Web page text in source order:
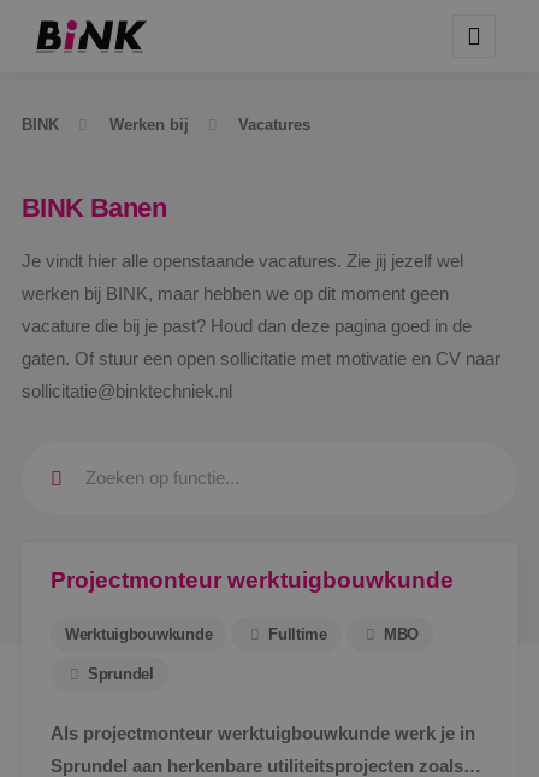
BINK Werken bij Vacatures
BINK Banen
Je vindt hier alle openstaande vacatures. Zie jij jezelf wel
werken bij BINK, maar hebben we op dit moment geen
vacature die bij je past? Houd dan deze pagina goed in de
gaten. Of stuur een open sollicitatie met motivatie en CV naar
sollicitatie@binktechniek.nl
Projectmonteur werktuigbouwkunde
Werktuigbouwkunde Fulltime MBO
Sprundel
Als projectmonteur werktuigbouwkunde werk je in
Sprundel aan herkenbare utiliteitsprojecten zoals